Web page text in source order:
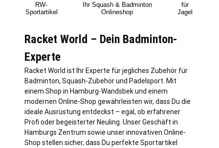
RW-
Sportartikel
Ihr Squash & Badminton
Onlineshop
für
Jagel
Racket World – Dein Badminton-
Experte
Racket World ist Ihr Experte für jegliches Zubehör für
Badminton, Squash-Zubehör und Padelsport. Mit
einem Shop in Hamburg-Wandsbek und einem
modernen Online-Shop gewährleisten wir, dass Du die
ideale Ausrüstung entdeckst – egal, ob erfahrener
Profi oder begeisterter Neuling. Unser Geschäft in
Hamburgs Zentrum sowie unser innovativen Online-
Shop stellen sicher, dass Du perfekte Sportartikel